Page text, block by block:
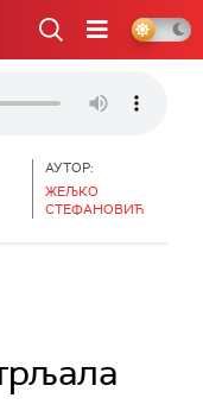
АУТОР:
ЖЕЉКО
СТЕФАНОВИЋ